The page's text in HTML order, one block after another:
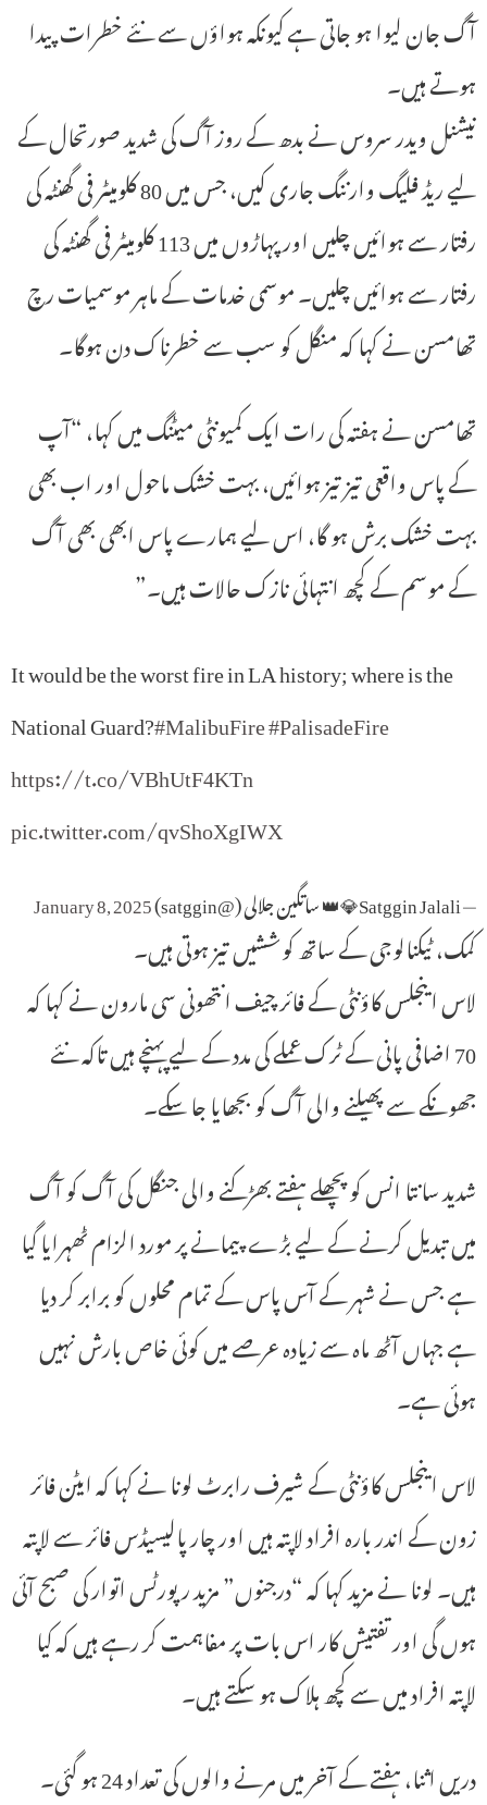
آگ جان لیوا ہو جاتی ہے کیونکہ ہواؤں سے نئے خطرات پیدا
ہوتے ہیں۔
نیشنل ویدر سروس نے بدھ کے روز آگ کی شدید صورتحال کے
لیے ریڈ فلیگ وارننگ جاری کیں، جس میں 80 کلومیٹر فی گھنٹہ کی
رفتار سے ہوائیں چلیں اور پہاڑوں میں 113 کلومیٹر فی گھنٹہ کی
رفتار سے ہوائیں چلیں۔ موسمی خدمات کے ماہر موسمیات رچ
تھامسن نے کہا کہ منگل کو سب سے خطرناک دن ہوگا۔
تھامسن نے ہفتہ کی رات ایک کمیونٹی میٹنگ میں کہا، “آپ
کے پاس واقعی تیز تیز ہوائیں، بہت خشک ماحول اور اب بھی
بہت خشک برش ہو گا، اس لیے ہمارے پاس ابھی بھی آگ
کے موسم کے کچھ انتہائی نازک حالات ہیں۔”
It would be the worst fire in LA history; where is the
National Guard?#MalibuFire#PalisadeFire
https://t.co/VBhUtF4KTn
pic.twitter.com/qvShoXgIWX
— Satggin Jalali💎👑 ساتگين جلالى (@satggin) January 8, 2025
کمک، ٹیکنالوجی کے ساتھ کوششیں تیز ہوتی ہیں۔
لاس اینجلس کاؤنٹی کے فائر چیف انتھونی سی مارون نے کہا کہ
70 اضافی پانی کے ٹرک عملے کی مدد کے لیے پہنچے ہیں تاکہ نئے
جھونکے سے پھیلنے والی آگ کو بجھایا جا سکے۔
شدید سانتا انس کو پچھلے ہفتے بھڑکنے والی جنگل کی آگ کو آگ
میں تبدیل کرنے کے لیے بڑے پیمانے پر مورد الزام ٹھہرایا گیا
ہے جس نے شہر کے آس پاس کے تمام محلوں کو برابر کر دیا
ہے جہاں آٹھ ماہ سے زیادہ عرصے میں کوئی خاص بارش نہیں
ہوئی ہے۔
لاس اینجلس کاؤنٹی کے شیرف رابرٹ لونا نے کہا کہ ایٹن فائر
زون کے اندر بارہ افراد لاپتہ ہیں اور چار پالیسیڈس فائر سے لاپتہ
ہیں۔ لونا نے مزید کہا کہ “درجنوں” مزید رپورٹس اتوار کی صبح آئی
ہوں گی اور تفتیش کار اس بات پر مفاہمت کر رہے ہیں کہ کیا
لاپتہ افراد میں سے کچھ ہلاک ہو سکتے ہیں۔
دریں اثنا، ہفتے کے آخر میں مرنے والوں کی تعداد 24 ہو گئی۔